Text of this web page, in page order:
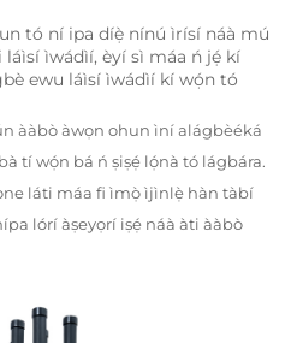
tó ní ipa díẹ̀ nínú ìrísí náà mú
ìwádìí, èyí sì máa ń jẹ́ kí
ewu láìsí ìwádìí kí wọ́n tó
ààbò àwọn ohun ìní alágbèéká
tí wọ́n bá ń ṣiṣẹ́ lọ́nà tó lágbára.
láti máa fi ìmọ̀ ìjìnlẹ̀ hàn tàbí
lórí àṣeyọrí iṣẹ́ náà àti ààbò